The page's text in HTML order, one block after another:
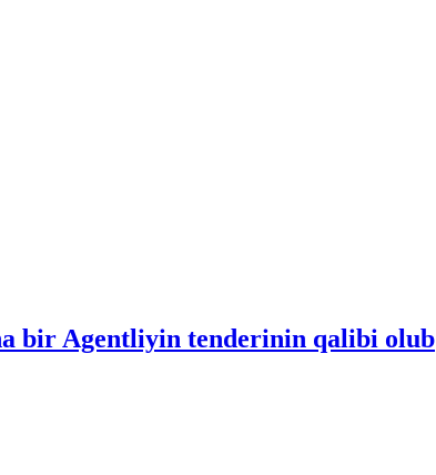
bir Agentliyin tenderinin qalibi olub